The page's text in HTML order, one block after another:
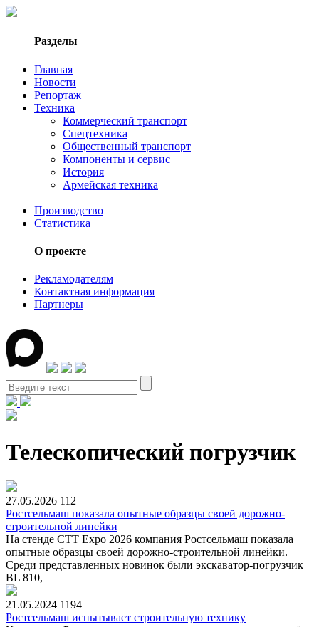
Разделы
Главная
Новости
Репортаж
Техника
Коммерческий транспорт
Спецтехника
Общественный транспорт
Компоненты и сервис
История
Армейская техника
Производство
Статистика
О проекте
Рекламодателям
Контактная информация
Партнеры
Телескопический погрузчик
27.05.2026 112
Ростсельмаш показала опытные образцы своей дорожно-
строительной линейки
На стенде СТТ Expo 2026 компания Ростсельмаш показала
опытные образцы своей дорожно-строительной линейки.
Среди представленных новинок были экскаватор-погрузчик
BL 810,
21.05.2024 1194
Ростсельмаш испытывает строительную технику